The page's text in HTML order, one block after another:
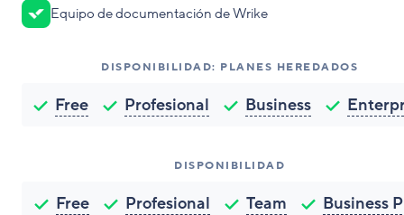
Equipo de documentación de Wrike
DISPONIBILIDAD: PLANES HEREDADOS
Free Profesional Business
DISPONIBILIDAD
Free Profesional Team
Business